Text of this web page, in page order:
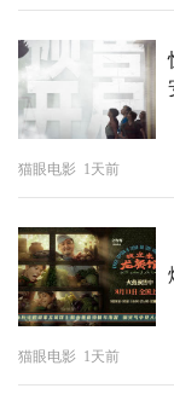
猫眼电影 1天前
猫眼电影 1天前